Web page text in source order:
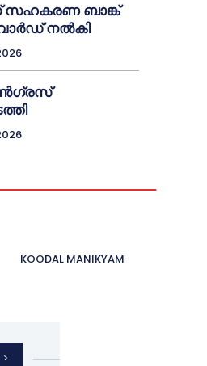
സഹകരണ ബാങ്ക്
നൽകി
KOODAL MANIKYAM